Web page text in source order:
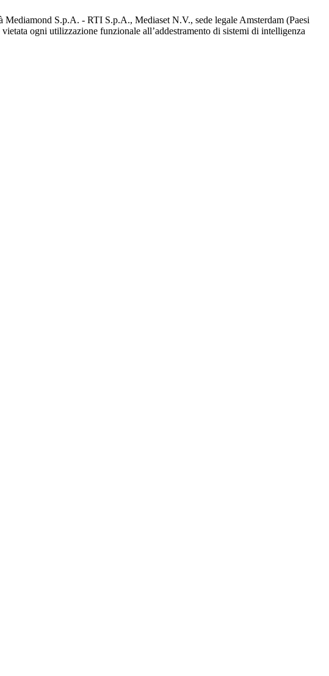
S.p.A. - RTI S.p.A., Mediaset N.V., sede legale Amsterdam (Paesi
ogni utilizzazione funzionale all’addestramento di sistemi di intelligenza